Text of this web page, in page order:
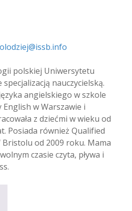
polskiej Uniwersytetu
nauczycielską.
angielskiego w szkole
w Warszawie i
z dziećmi w wieku od
Posiada również Qualified
Bristolu od 2009 roku. Mama
czasie czyta, pływa i